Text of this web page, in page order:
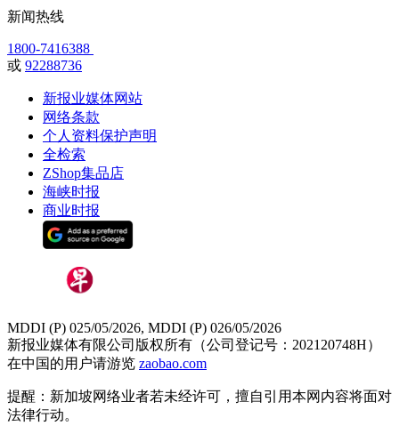
新闻热线
1800-7416388
或 92288736
新报业媒体网站
网络条款
个人资料保护声明
全检索
ZShop集品店
海峡时报
商业时报
MDDI (P) 025/05/2026, MDDI (P) 026/05/2026
新报业媒体有限公司版权所有（公司登记号：202120748H）
在中国的用户请游览 zaobao.com
提醒：新加坡网络业者若未经许可，擅自引用本网内容将面对
法律行动。